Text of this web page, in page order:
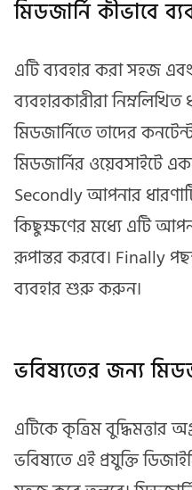
মিডজার্নি কীভাবে
এটি ব্যবহার করা সহজ
ব্যবহারকারীরা
মিডজার্নিতে তাদের
মিডজার্নির ওয়েবসাইটে
Secondly আপনার
কিছুক্ষণের মধ্যে এটি
রূপান্তর করবে। Finally
ব্যবহার শুরু করুন।
ভবিষ্যতের জন্য
এটিকে কৃত্রিম বুদ্ধিমত্তার
ভবিষ্যতে এই প্রযুক্তি